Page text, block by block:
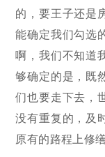
的，要王子还是
能确定我们勾选
啊，我们不知道
够确定的是，既
们也要走下去，
没有重复的，及
原有的路程上修